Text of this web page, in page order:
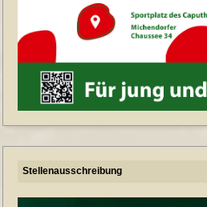
Stellenausschreibung